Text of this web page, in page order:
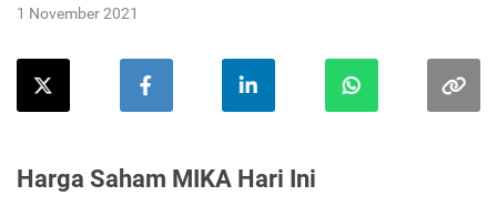
1 November 2021
Harga Saham MIKA Hari Ini